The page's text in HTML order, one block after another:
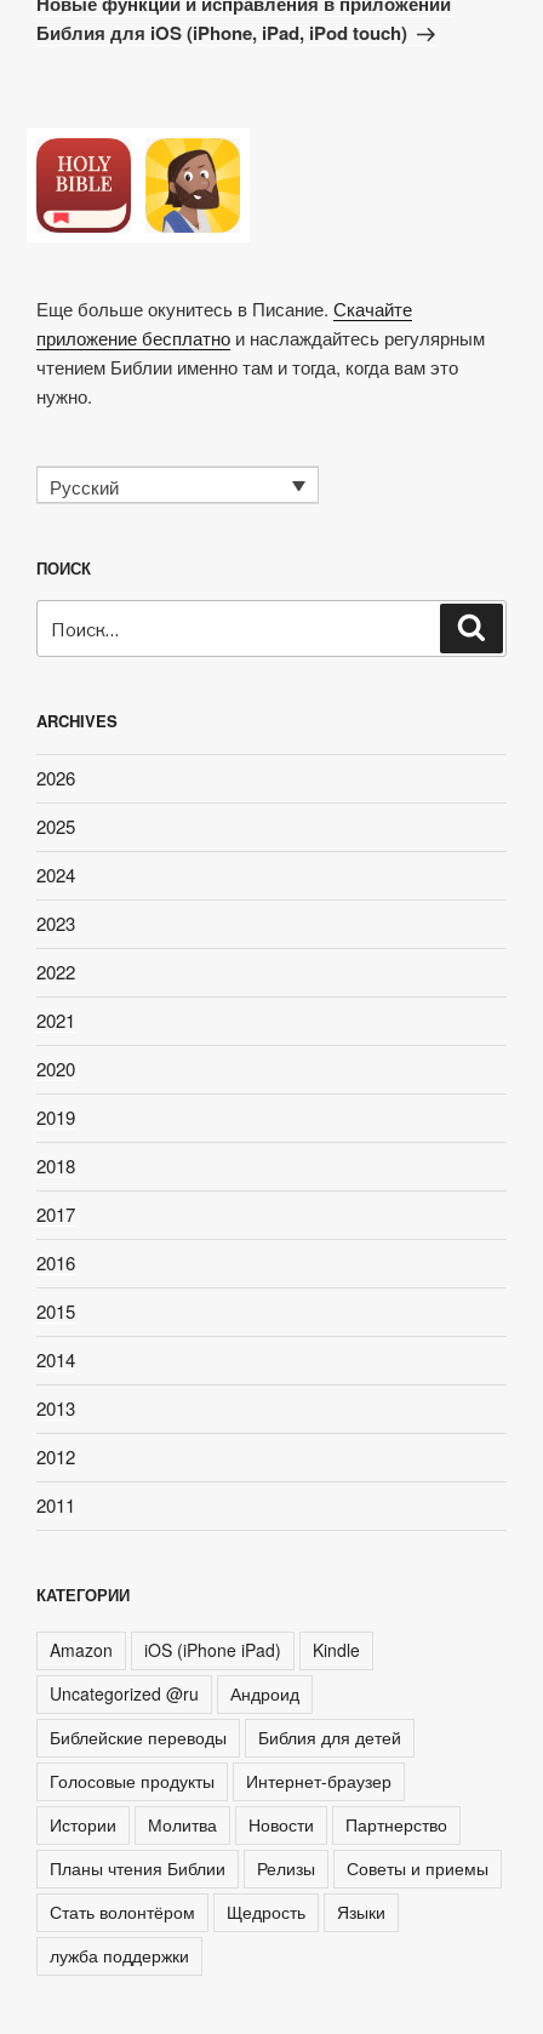
Библия для iOS (iPhone, iPad, iPod touch)
Еще больше окунитесь в Писание. Скачайте
приложение бесплатно и наслаждайтесь регулярным
чтением Библии именно там и тогда, когда вам это
нужно.
Русский
ПОИСК
ARCHIVES
2026
2025
2024
2023
2022
2021
2020
2019
2018
2017
2016
2015
2014
2013
2012
2011
КАТЕГОРИИ
Amazon iOS (iPhone iPad)
Kindle
Uncategorized @ru
Андроид
Библейские переводы
Библия для детей
Голосовые продукты
Интернет-браузер
Истории
Молитва Новости
Партнерство
Планы чтения Библии
Релизы
Советы и приемы
Стать волонтёром
Щедрость
Языки
лужба поддержки